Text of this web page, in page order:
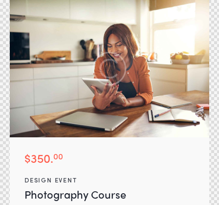
$350.00
DESIGN EVENT
Photography Course